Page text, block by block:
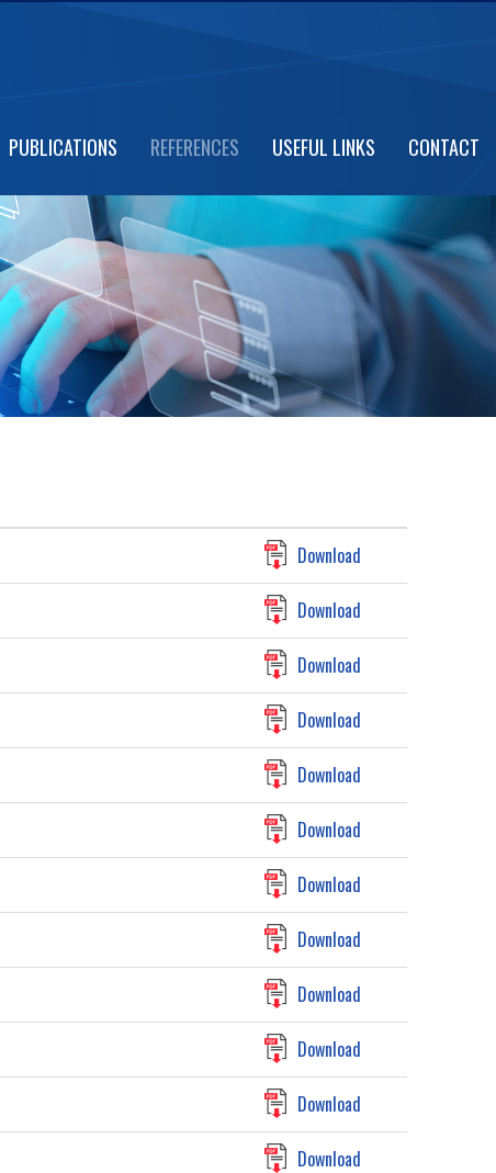
PUBLICATIONS REFERENCES USEFUL LINKS CONTACT
Download
Download
Download
Download
Download
Download
Download
Download
Download
Download
Download
Download